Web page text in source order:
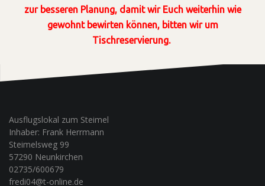
zur besseren Planung, damit wir Euch weiterhin wie
gewohnt bewirten können, bitten wir um
Tischreservierung.
Ausflugslokal zum Steimel
Inhaber: Frank Herrmann
Steimelsweg 99
57290 Neunkirchen
02735/600679
fredi04@t-online.de